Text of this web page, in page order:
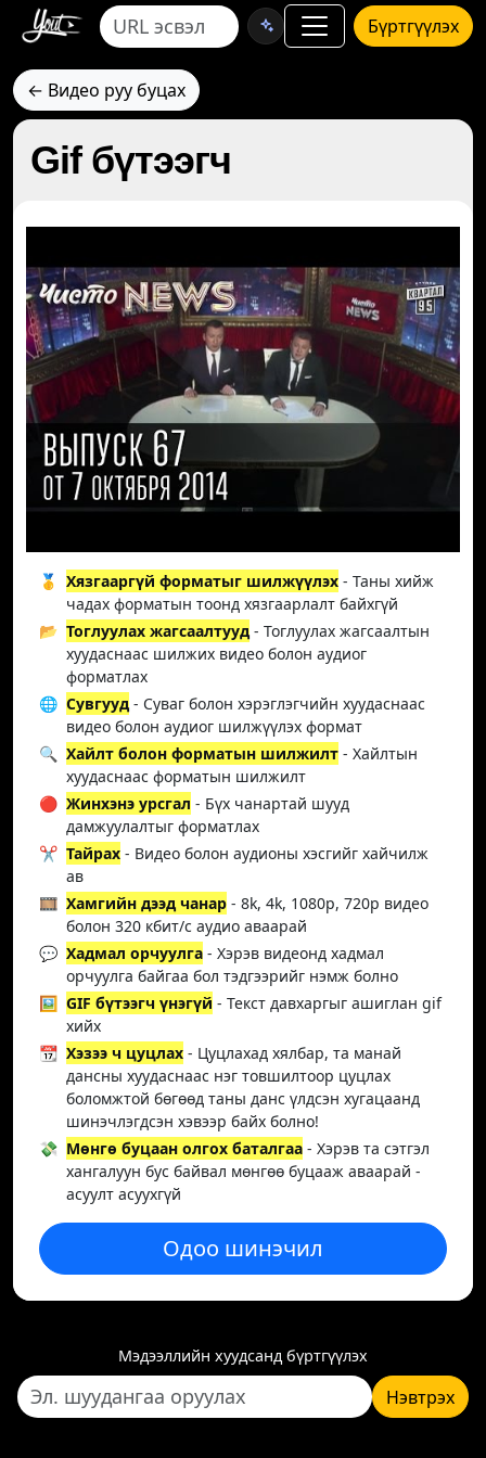
Бүртгүүлэх
← Видео руу буцах
Gif бүтээгч
🥇 Хязгааргүй форматыг шилжүүлэх - Таны хийж
чадах форматын тоонд хязгаарлалт байхгүй
📂 Тоглуулах жагсаалтууд - Тоглуулах жагсаалтын
хуудаснаас шилжих видео болон аудиог
форматлах
🌐 Сувгууд - Суваг болон хэрэглэгчийн хуудаснаас
видео болон аудиог шилжүүлэх формат
🔍 Хайлт болон форматын шилжилт - Хайлтын
хуудаснаас форматын шилжилт
🔴 Жинхэнэ урсгал - Бүх чанартай шууд
дамжуулалтыг форматлах
✂️ Тайрах - Видео болон аудионы хэсгийг хайчилж
ав
🎞️ Хамгийн дээд чанар - 8k, 4k, 1080p, 720p видео
болон 320 кбит/с аудио аваарай
💬 Хадмал орчуулга - Хэрэв видеонд хадмал
орчуулга байгаа бол тэдгээрийг нэмж болно
🖼️ GIF бүтээгч үнэгүй - Текст давхаргыг ашиглан gif
хийх
📆 Хэзээ ч цуцлах - Цуцлахад хялбар, та манай
дансны хуудаснаас нэг товшилтоор цуцлах
боломжтой бөгөөд таны данс үлдсэн хугацаанд
шинэчлэгдсэн хэвээр байх болно!
💸 Мөнгө буцаан олгох баталгаа - Хэрэв та сэтгэл
хангалуун бус байвал мөнгөө буцааж аваарай -
асуулт асуухгүй
Одоо шинэчил
Мэдээллийн хуудсанд бүртгүүлэх
Нэвтрэх